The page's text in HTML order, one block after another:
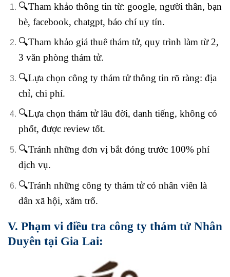
🔍Tham khảo thông tin từ: google, người thân, bạn
bè, facebook, chatgpt, báo chí uy tín.
🔍Tham khảo giá thuê thám tử, quy trình làm từ 2,
3 văn phòng thám tử.
🔍Lựa chọn công ty thám tử thông tin rõ ràng: địa
chỉ, chi phí.
🔍Lựa chọn thám tử lâu đời, danh tiếng, không có
phốt, được review tốt.
🔍Tránh những đơn vị bắt đóng trước 100% phí
dịch vụ.
🔍Tránh những công ty thám tử có nhân viên là
dân xã hội, xăm trổ.
V. Phạm vi điều tra công ty thám tử Nhân
Duyên tại Gia Lai: